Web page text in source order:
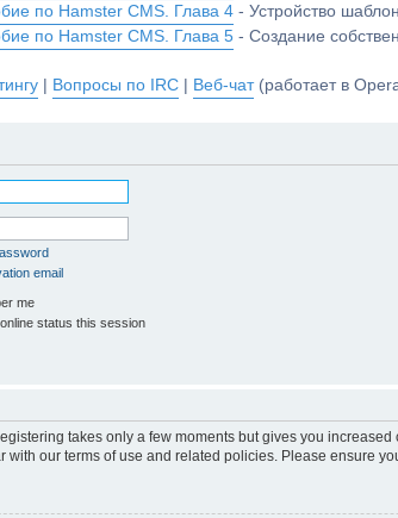
по Hamster CMS. Глава 4 - Устройство
по Hamster CMS. Глава 5 - Создание
| Вопросы по IRC | Веб-чат(работает в
email
me
status this session
takes only a few moments but gives you
our terms of use and related policies. Please ensure